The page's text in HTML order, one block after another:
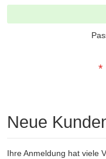
Neue
Ihre Anmeldung hat viele